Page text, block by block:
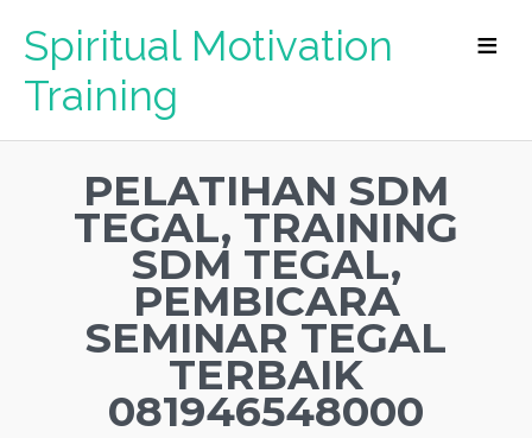
Spiritual Motivation
Training
PELATIHAN SDM
TEGAL, TRAINING
SDM TEGAL,
PEMBICARA
SEMINAR TEGAL
TERBAIK
081946548000